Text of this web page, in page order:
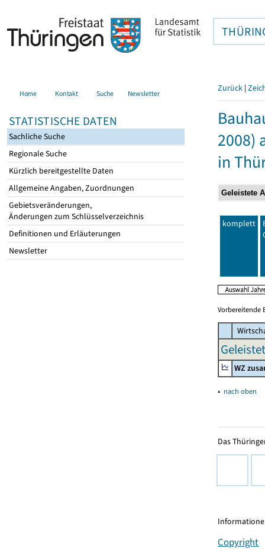
Home Kontakt Suche Newsletter
STATISTISCHE DATEN
Sachliche Suche
Regionale Suche
Kürzlich bereitgestellte Daten
Allgemeine Angaben, Zuordnungen
Gebietsveränderungen,
Änderungen zum Schlüsselverzeichnis
Definitionen und Erläuterungen
Newsletter
Zurück |
2008)
in
komplett
Vorbereitende
WZ
▴ nach oben
Das
Copyright